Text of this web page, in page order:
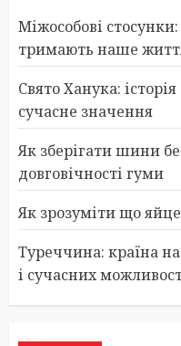
Міжособові
тримають наше
Свято Ханука:
сучасне значення
Як зберігати шини
довговічності гуми
Як зрозуміти що яйце
Туреччина: країна
і сучасних